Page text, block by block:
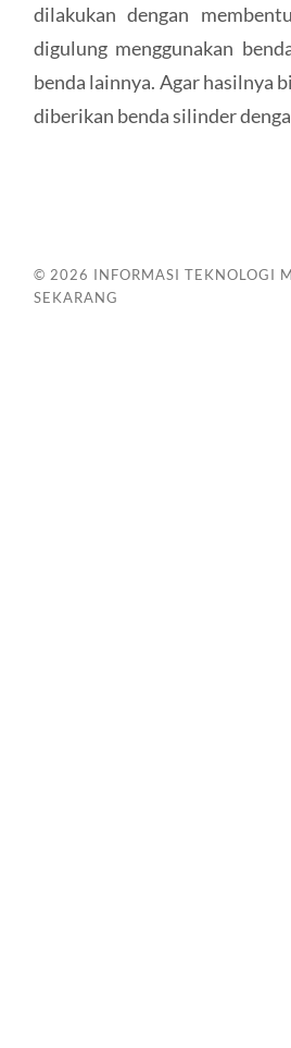
dilakukan dengan
digulung menggunakan
benda lainnya. Agar hasilnya
diberikan benda silinder
© 2026 INFORMASI TEKNOLOGI
SEKARANG